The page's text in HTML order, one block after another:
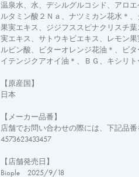
温泉水、水、デシルグルコシド、アロ
ルタミン酸２Ｎａ、ナツミカン花水＊
果実エキス、ジジフススピナクリスチ
実エキス、サトウキビエキス、レモン
ルビン酸、ビターオレンジ花油＊、ビ
イテンジクアオイ油＊、ＢＧ、キシリ
【原産国】
日本
【メーカー品番】
店舗でお問い合わせの際には、下記品番
4573623433457
【店舗発売日】
Biople 2025/9/18